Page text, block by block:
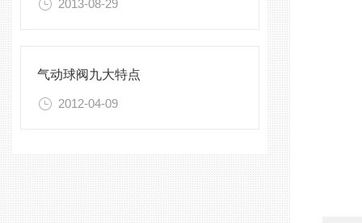
2013-08-29
气动球阀九大特点
2012-04-09